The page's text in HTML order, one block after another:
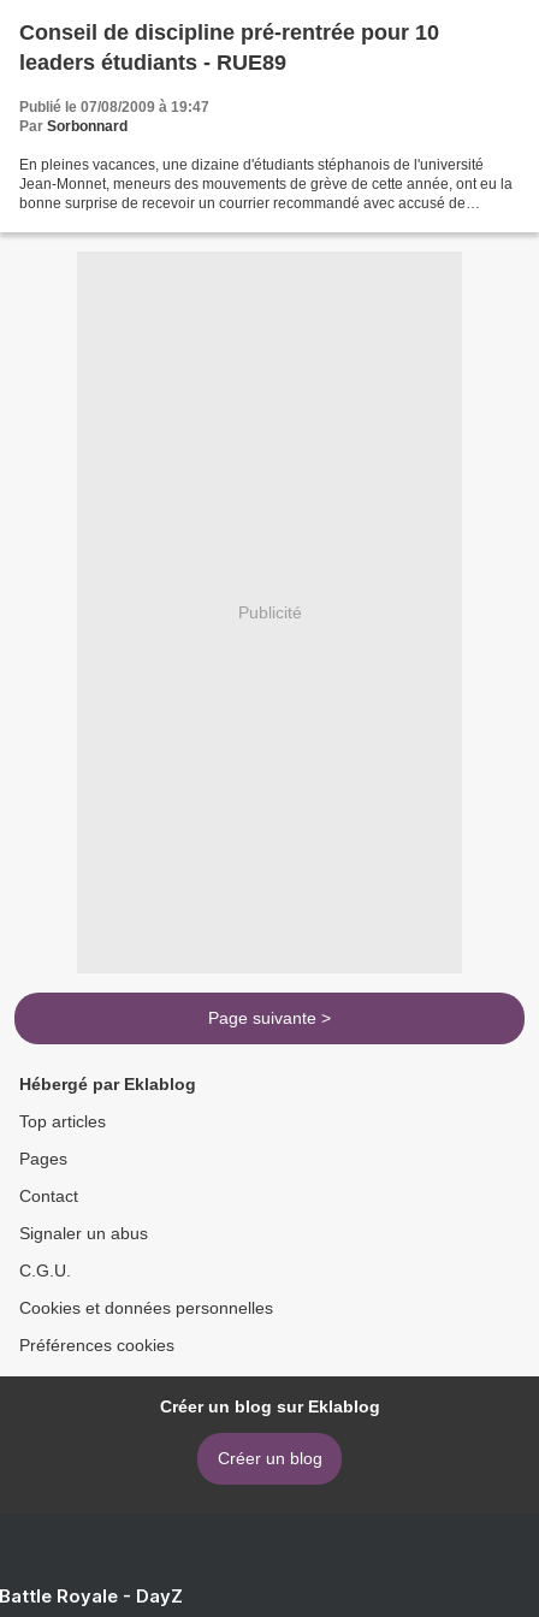
Conseil de discipline pré-rentrée pour 10
leaders étudiants - RUE89
Publié le 07/08/2009 à 19:47
Par Sorbonnard
En pleines vacances, une dizaine d'étudiants stéphanois de l'université
Jean-Monnet, meneurs des mouvements de grève de cette année, ont eu la
bonne surprise de recevoir un courrier recommandé avec accusé de
Publicité
Page suivante >
Hébergé par Eklablog
Top articles
Pages
Contact
Signaler un abus
C.G.U.
Cookies et données personnelles
Préférences cookies
Créer un blog sur Eklablog
Créer un blog
Royale - DayZ